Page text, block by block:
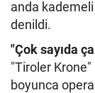
anda
denildi.
"Çok sayıda
"Tiroler Krone"
boyunca